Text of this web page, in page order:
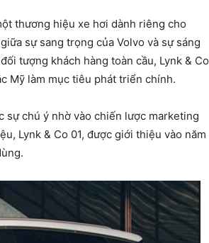
Top
thương hiệu xe hơi dành riêng cho
sự sang trọng của Volvo và sự sáng
tượng khách hàng toàn cầu, Lynk & Co
Mỹ làm mục tiêu phát triển chính.
sự chú ý nhờ vào chiến lược marketing
Lynk & Co 01, được giới thiệu vào năm